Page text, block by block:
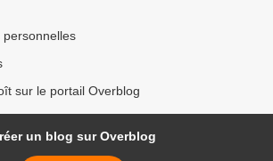
sur le portail Overblog
un blog sur Overblog